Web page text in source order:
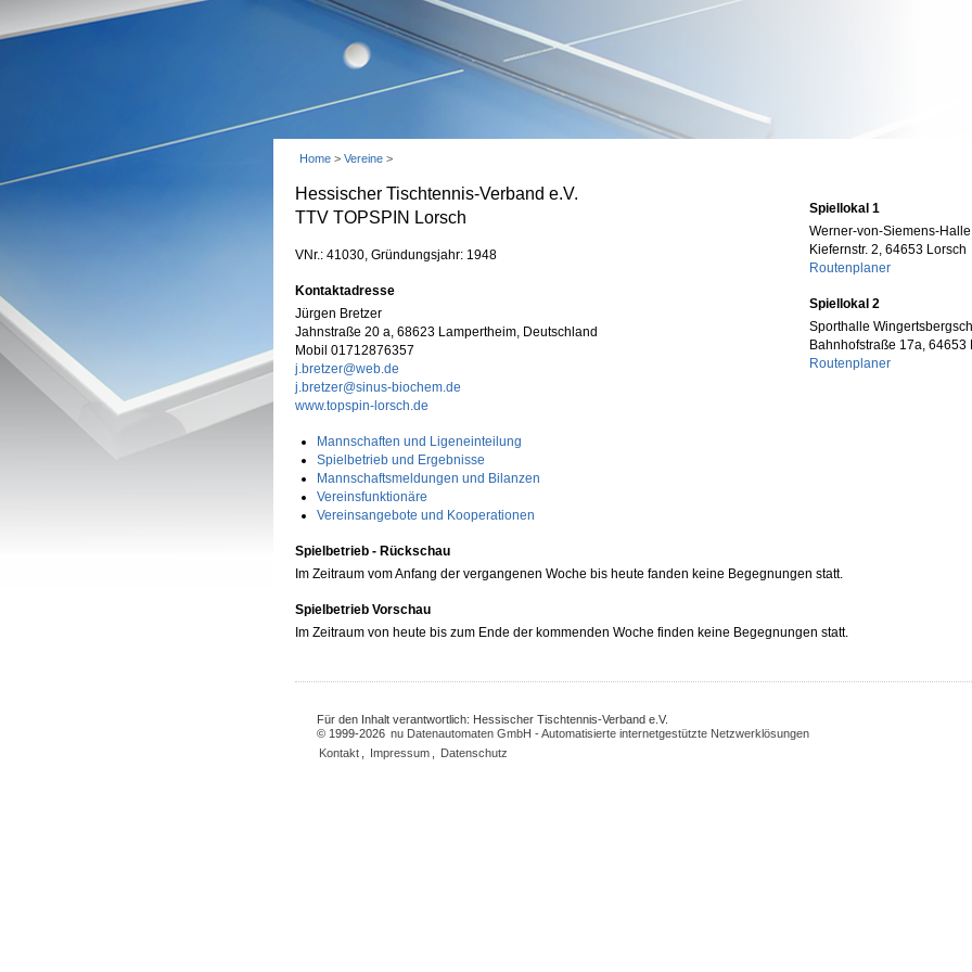
Home > Vereine >
Hessischer Tischtennis-Verband e.V.
TTV TOPSPIN Lorsch
VNr.: 41030, Gründungsjahr: 1948
Kontaktadresse
Jürgen Bretzer
Jahnstraße 20 a, 68623 Lampertheim, Deutschland
Mobil 01712876357
j.bretzer@web.de
j.bretzer@sinus-biochem.de
www.topspin-lorsch.de
Mannschaften und Ligeneinteilung
Spielbetrieb und Ergebnisse
Mannschaftsmeldungen und Bilanzen
Vereinsfunktionäre
Vereinsangebote und Kooperationen
Spiellokal 1
Werner-von-Siemens-Halle
Kiefernstr. 2, 64653 Lorsch
Routenplaner
Spiellokal 2
Sporthalle
Bahnhofstraße 17a, 64653
Routenplaner
Spielbetrieb - Rückschau
Im Zeitraum vom Anfang der vergangenen Woche bis heute fanden keine Begegnungen statt.
Spielbetrieb Vorschau
Im Zeitraum von heute bis zum Ende der kommenden Woche finden keine Begegnungen statt.
Für den Inhalt verantwortlich: Hessischer Tischtennis-Verband e.V.
© 1999-2026 nu Datenautomaten GmbH - Automatisierte internetgestützte Netzwerklösungen
Kontakt
Impressum Datenschutz